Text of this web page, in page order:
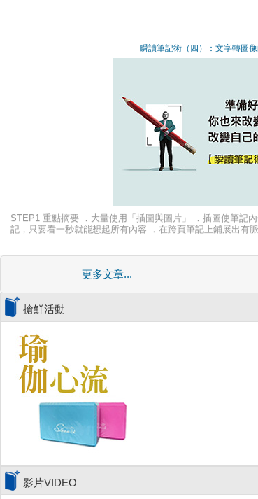
瞬讀筆記術（四）：文字轉圖
STEP1 重點摘要 ．大量使用「插圖與圖片」 ．插圖使筆記
記，只要看一秒就能想起所有內容 ．在跨頁筆記上鋪展出有
更多文章...
搶鮮活動
影片VIDEO